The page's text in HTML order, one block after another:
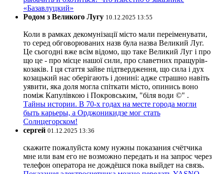
«Базавлуцкий»
Родом з Великого Лугу 10.12.2025 13:55
Коли в рамках декомунізації місто мали переіменувати,
то серед обговорюваних назв була назва Великий Луг.
Це сьогодні вже всім відомо, що таке Великий Луг і про
що це - про місце нашої сили, про славетних пращурів-
козаків. І ця стаття зайве підтвердження, що сила і дух
козацький нас оберігають і донині: адже страшно навіть
уявити, яка доля могла спіткати місто, опинись воно
поміж Капулівкою і Покровським, "біля води ©" .
Тайны истории. В 70-х годах на месте города могли
быть карьеры, а Орджоникидзе мог стать
Солнцегорском!
сергей 01.12.2025 13:36
скажите пожалуйста кому нужны показания счётчика
мне или вам его не возможно передать и на запрос через
телефон оператора не дождёшся пока выйдет на связь.